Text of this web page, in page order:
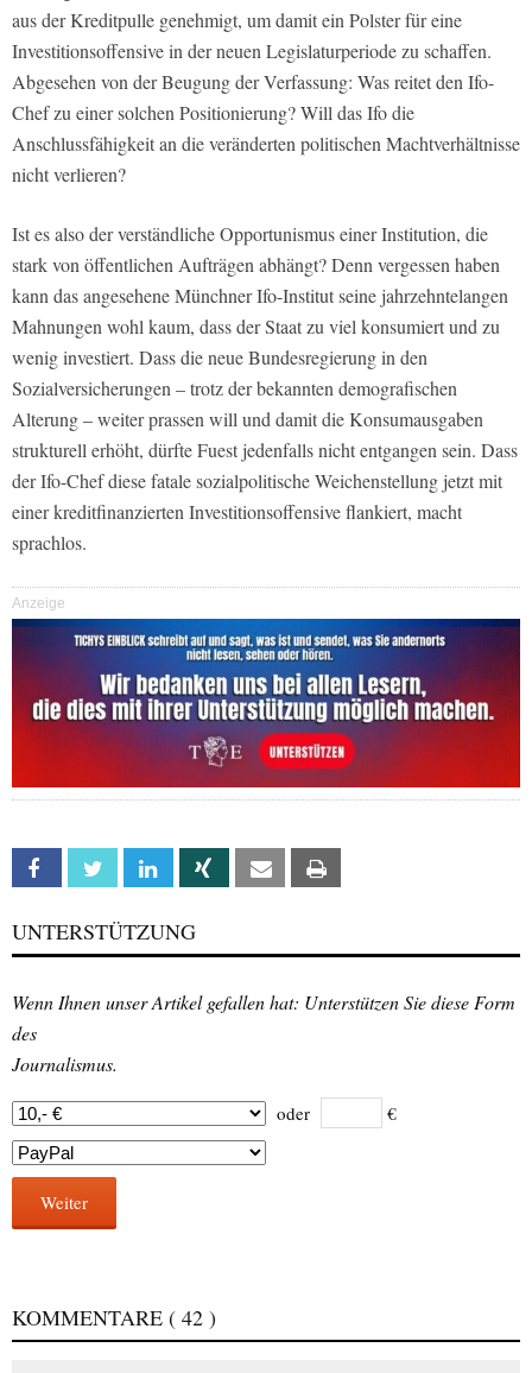
aus der Kreditpulle genehmigt, um damit ein Polster für eine
Investitionsoffensive in der neuen Legislaturperiode zu schaffen.
Abgesehen von der Beugung der Verfassung: Was reitet den Ifo-
Chef zu einer solchen Positionierung? Will das Ifo die
Anschlussfähigkeit an die veränderten politischen Machtverhältnisse
nicht verlieren?
Ist es also der verständliche Opportunismus einer Institution, die
stark von öffentlichen Aufträgen abhängt? Denn vergessen haben
kann das angesehene Münchner Ifo-Institut seine jahrzehntelangen
Mahnungen wohl kaum, dass der Staat zu viel konsumiert und zu
wenig investiert. Dass die neue Bundesregierung in den
Sozialversicherungen – trotz der bekannten demografischen
Alterung – weiter prassen will und damit die Konsumausgaben
strukturell erhöht, dürfte Fuest jedenfalls nicht entgangen sein. Dass
der Ifo-Chef diese fatale sozialpolitische Weichenstellung jetzt mit
einer kreditfinanzierten Investitionsoffensive flankiert, macht
sprachlos.
Anzeige
Facebook Twitter Linkedin Xing Email
UNTERSTÜTZUNG
Wenn Ihnen unser Artikel gefallen hat: Unterstützen Sie diese Form
des
Journalismus.
oder €
Weiter
KOMMENTARE ( 42 )